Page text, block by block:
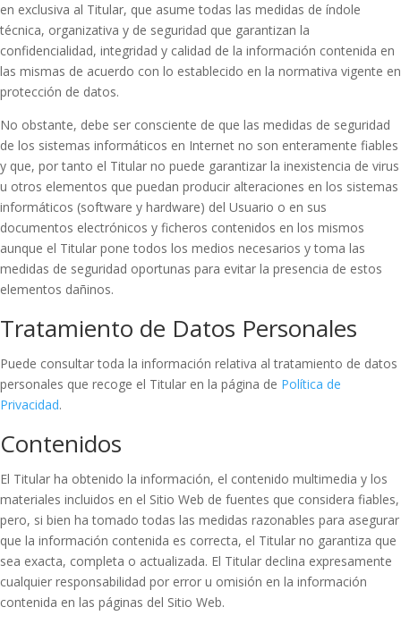
en exclusiva al Titular, que asume todas las medidas de índole
técnica, organizativa y de seguridad que garantizan la
confidencialidad, integridad y calidad de la información contenida en
las mismas de acuerdo con lo establecido en la normativa vigente en
protección de datos.
No obstante, debe ser consciente de que las medidas de seguridad
de los sistemas informáticos en Internet no son enteramente fiables
y que, por tanto el Titular no puede garantizar la inexistencia de virus
u otros elementos que puedan producir alteraciones en los sistemas
informáticos (software y hardware) del Usuario o en sus
documentos electrónicos y ficheros contenidos en los mismos
aunque el Titular pone todos los medios necesarios y toma las
medidas de seguridad oportunas para evitar la presencia de estos
elementos dañinos.
Tratamiento de Datos Personales
Puede consultar toda la información relativa al tratamiento de datos
personales que recoge el Titular en la página de Política de
Privacidad.
Contenidos
El Titular ha obtenido la información, el contenido multimedia y los
materiales incluidos en el Sitio Web de fuentes que considera fiables,
pero, si bien ha tomado todas las medidas razonables para asegurar
que la información contenida es correcta, el Titular no garantiza que
sea exacta, completa o actualizada. El Titular declina expresamente
cualquier responsabilidad por error u omisión en la información
contenida en las páginas del Sitio Web.